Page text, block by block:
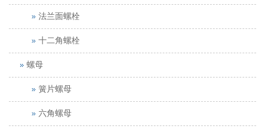
法兰面螺栓
十二角螺栓
螺母
簧片螺母
六角螺母